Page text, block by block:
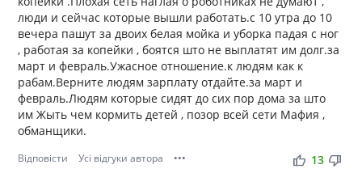
люди и сейчас которые вышли работать.с 10 утра до 10
вечера пашут за двоих белая мойка и уборка падая с ног
, работая за копейки , боятся што не выплатят им долг.за
март и февраль.Ужасное отношение.к людям как к
рабам.Верните людям зарплату отдайте.за март и
февраль.Людям которые сидят до сих пор дома за што
им Жыть чем кормить детей , позор всей сети Мафия ,
обманщики.
Відповісти Усі відгуки автора ••• thumb_up thumb_down
13